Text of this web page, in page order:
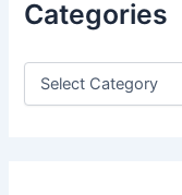
f
r
Categories